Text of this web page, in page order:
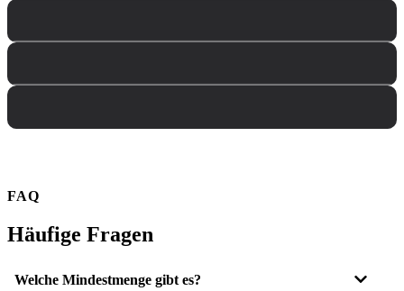
FAQ
Häufige Fragen
Welche Mindestmenge gibt es?